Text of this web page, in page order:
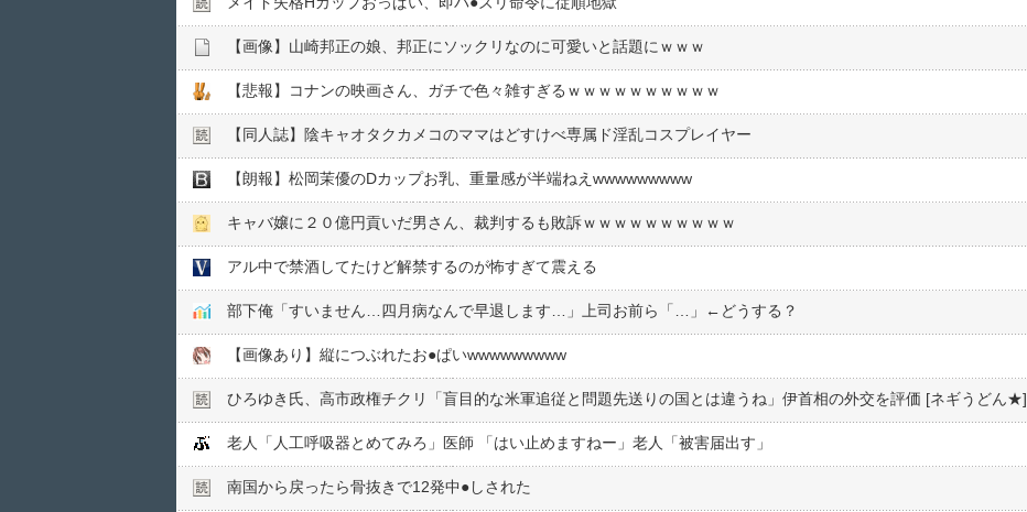
【画像】山崎邦正の娘、邦正にソックリなのに可愛いと話題にｗｗｗ
【悲報】コナンの映画さん、ガチで色々雑すぎるｗｗｗｗｗｗｗｗｗｗ
【同人誌】陰キャオタクカメコのママはどすけべ専属ド淫乱コスプレイヤー
【朗報】松岡茉優のDカップお乳、重量感が半端ねえwwwwwwwww
キャバ嬢に２０億円貢いだ男さん、裁判するも敗訴ｗｗｗｗｗｗｗｗｗｗ
アル中で禁酒してたけど解禁するのが怖すぎて震える
部下俺「すいません…四月病なんで早退します…」上司お前ら「…」←どうする？
【画像あり】縦につぶれたお●ぱいwwwwwwwww
ひろゆき氏、高市政権チクリ「盲目的な米軍追従と問題先送りの国とは違うね」伊首相の外交を評価 [ネギうどん★]
老人「人工呼吸器とめてみろ」医師 「はい止めますねー」老人「被害届出す」
南国から戻ったら骨抜きで12発中●︎しされた